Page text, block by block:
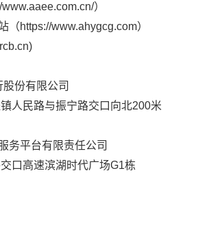
www.aaee.com.cn/）
（https://www.ahygcg.com）
份有限公司
人民路与振宁路交口向北200米
务平台有限责任公司
口高速滨湖时代广场G1栋